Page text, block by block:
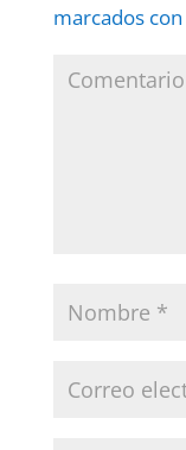
marcados con